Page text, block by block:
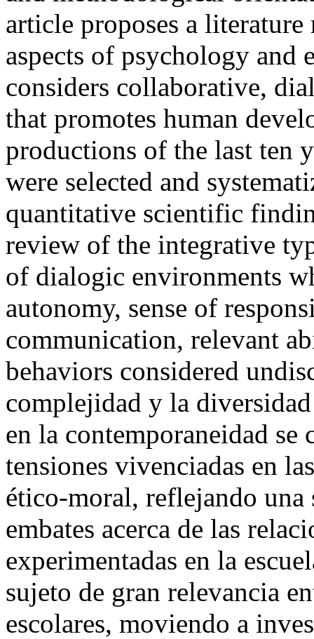
article proposes a
aspects of psychology and
considers collaborative,
that promotes human
productions of the last ten
were selected and
quantitative scientific
review of the integrative
of dialogic environments
autonomy, sense of
communication, relevant
behaviors considered
complejidad y la
en la contemporaneidad se
tensiones vivenciadas en
ético-moral, reflejando
embates acerca de las
experimentadas en la
sujeto de gran relevancia
escolares, moviendo a